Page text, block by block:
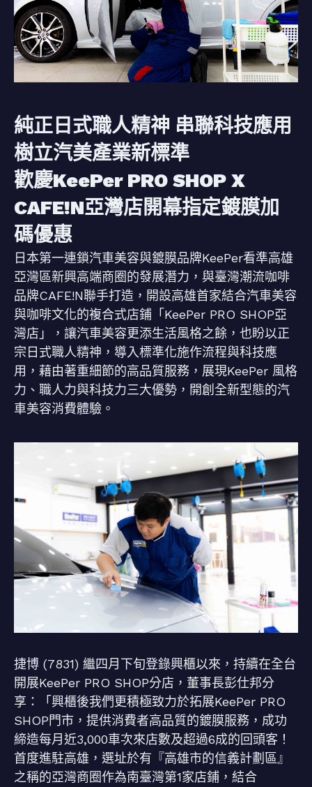
純正日式職人精神 串聯科技應用
樹立汽美產業新標準
歡慶KeePer PRO SHOP X
CAFE!N亞灣店開幕指定鍍膜加
碼優惠
日本第一連鎖汽車美容與鍍膜品牌KeePer看準高雄
亞灣區新興高端商圈的發展潛力，與臺灣潮流咖啡
品牌CAFE!N聯手打造，開設高雄首家結合汽車美容
與咖啡文化的複合式店鋪「KeePer PRO SHOP亞
灣店」，讓汽車美容更添生活風格之餘，也盼以正
宗日式職人精神，導入標準化施作流程與科技應
用，藉由著重細節的高品質服務，展現KeePer 風格
力、職人力與科技力三大優勢，開創全新型態的汽
車美容消費體驗。
捷博 (7831) 繼四月下旬登錄興櫃以來，持續在全台
開展KeePer PRO SHOP分店，董事長彭仕邦分
享：「興櫃後我們更積極致力於拓展KeePer PRO
SHOP門市，提供消費者高品質的鍍膜服務，成功
締造每月近3,000車次來店數及超過6成的回頭客！
首度進駐高雄，選址於有『高雄市的信義計劃區』
之稱的亞灣商圈作為南臺灣第1家店鋪，結合